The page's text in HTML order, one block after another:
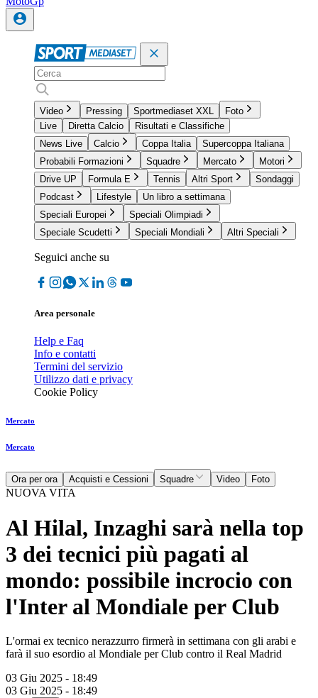
Video Pressing Sportmediaset XXL
Foto
Live
Diretta Calcio
Risultati e Classifiche
News Live
Calcio Coppa Italia
Supercoppa Italiana
Probabili Formazioni
Squadre Mercato
Motori
Drive UP
Formula E Tennis Altri Sport
Sondaggi
Podcast
Lifestyle
Un libro a settimana
Speciali Europei
Speciali Olimpiadi
Speciale Scudetti
Speciali Mondiali Altri Speciali
Seguici anche su
Area personale
Help e Faq
Info e contatti
Termini del servizio
Utilizzo dati e privacy
Cookie Policy
Mercato
Mercato
Ora per ora Acquisti e Cessioni Squadre Video Foto
NUOVA VITA
Al Hilal, Inzaghi sarà nella top
3 dei tecnici più pagati al
mondo: possibile incrocio con
l'Inter al Mondiale per Club
L'ormai ex tecnico nerazzurro firmerà in settimana con gli arabi e
farà il suo esordio al Mondiale per Club contro il Real Madrid
03 Giu 2025 - 18:49
03 Giu 2025 - 18:49